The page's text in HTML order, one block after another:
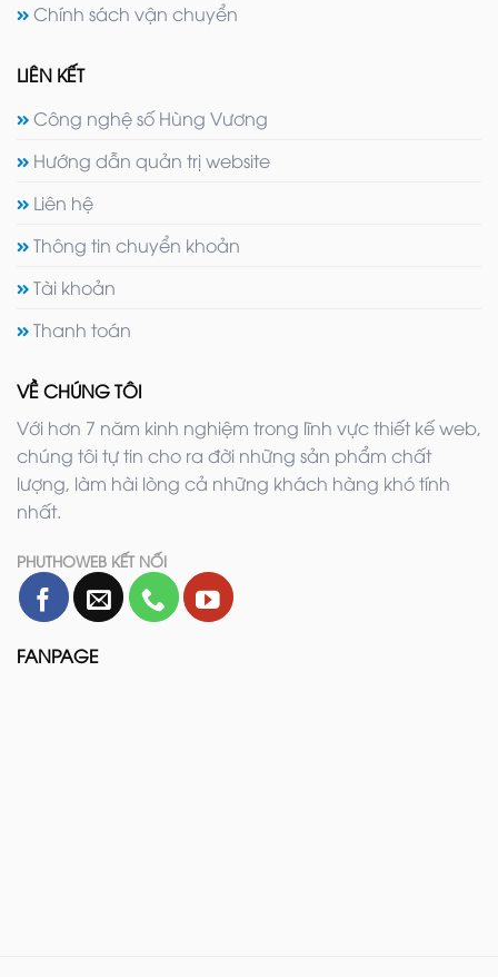
Chính sách vận chuyển
LIÊN KẾT
Công nghệ số Hùng Vương
Hướng dẫn quản trị website
Liên hệ
Thông tin chuyển khoản
Tài khoản
Thanh toán
VỀ CHÚNG TÔI
Với hơn 7 năm kinh nghiệm trong lĩnh vực thiết kế web,
chúng tôi tự tin cho ra đời những sản phẩm chất
lượng, làm hài lòng cả những khách hàng khó tính
nhất.
PHUTHOWEB KẾT NỐI
FANPAGE